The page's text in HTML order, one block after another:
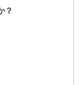
？